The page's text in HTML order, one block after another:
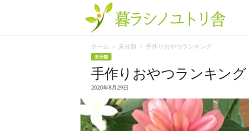
ノ
ホーム 未分類 手作りおやつランキング
未分類
手作りおやつランキング
2020年8月29日